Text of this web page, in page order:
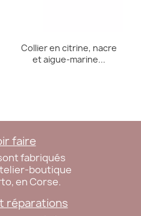
Collier en citrine, nacre
et aigue-marine...
faire
fabriqués
boutique
en Corse.
réparations